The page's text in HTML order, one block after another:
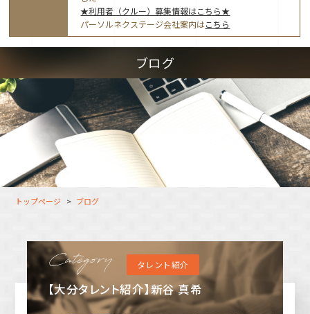
オフィス案内・アクセス
アクセストップ
東京オフィス
福岡オフィス
鹿児島オフィス
大分オフィス
長崎オフィス
福岡コネクトオフィス
松山オフィス
広島オフィス
事業モデルと仕事内容
ワークスタイル
指定就労継続支援Ａ型事業所にかかる情報公表
採用情報トップ
利用者（クルー）募集
支援スタッフ（タレント） 募集
利用者（クルー）データ
★利用者（クルー）募集情報はこちら★
パーソルネクステージ会社案内はこちら
ブログ
トップページ ブログ
タレント紹介
【大分タレント紹介】新谷 真希